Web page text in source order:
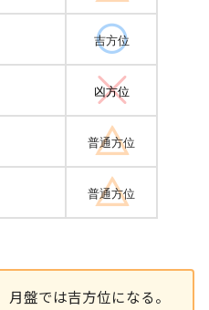
吉方位
凶方位
普通方位
普通方位
盤では吉方位になる。